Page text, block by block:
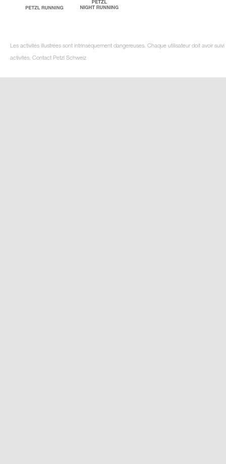
Les activités illustrées sont intrinsèquement dangereuses. Chaque utilisateur doit avoir
activités. Contact Petzl Schweiz